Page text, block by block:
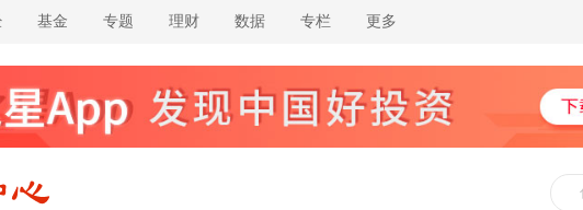
基金 专题 理财 数据 专栏 更多